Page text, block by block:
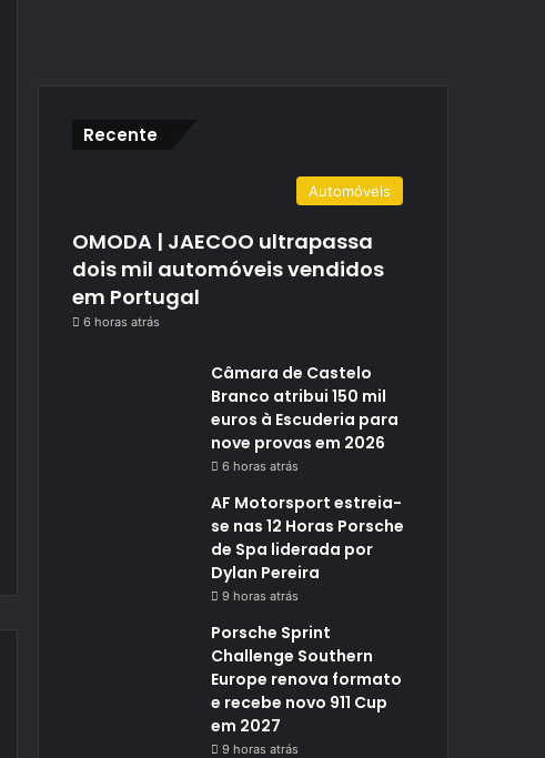
Recente
Automóveis
OMODA | JAECOO ultrapassa
dois mil automóveis vendidos
em Portugal
6 horas atrás
Câmara de Castelo
Branco atribui 150 mil
euros à Escuderia para
nove provas em 2026
6 horas atrás
AF Motorsport estreia-
se nas 12 Horas Porsche
de Spa liderada por
Dylan Pereira
9 horas atrás
Porsche Sprint
Challenge Southern
Europe renova formato
e recebe novo 911 Cup
em 2027
9 horas atrás